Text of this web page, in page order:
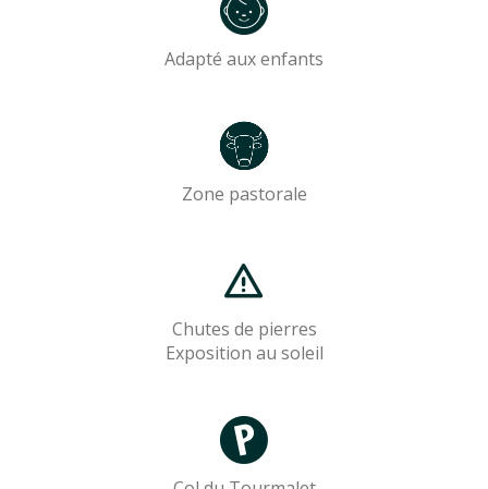
Adapté aux enfants
Zone pastorale
Chutes de pierres
Exposition au soleil